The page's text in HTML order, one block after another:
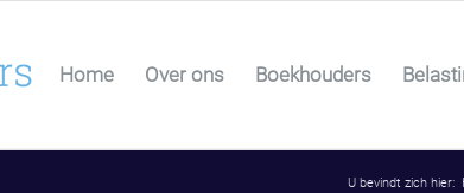
Home Over ons Boekhouders
U bevindt zich hier: